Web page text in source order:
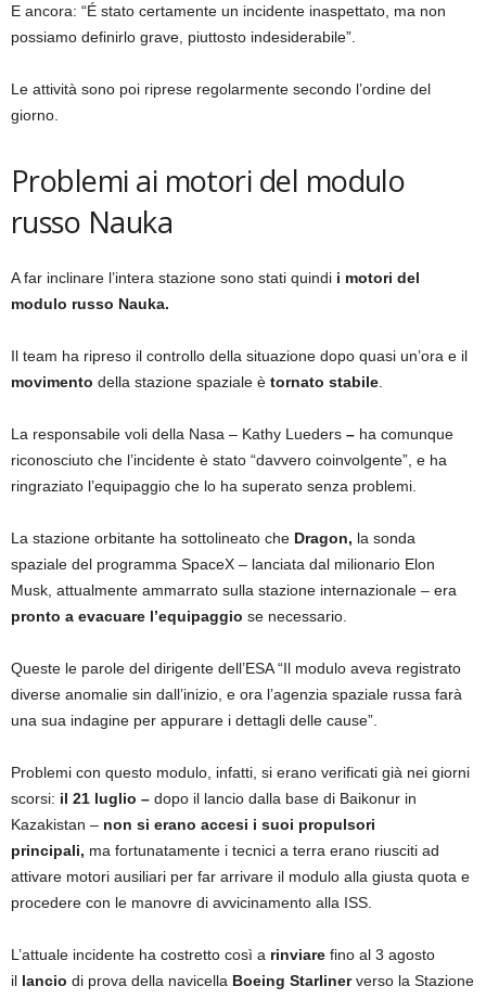
E ancora: “É stato certamente un incidente inaspettato, ma non
possiamo definirlo grave, piuttosto indesiderabile”.
Le attività sono poi riprese regolarmente secondo l’ordine del
giorno.
Problemi ai motori del modulo
russo Nauka
A far inclinare l’intera stazione sono stati quindi i motori del
modulo russo Nauka.
Il team ha ripreso il controllo della situazione dopo quasi un’ora e il
movimento della stazione spaziale è tornato stabile
La responsabile voli della Nasa – Kathy Lueders – ha comunque
riconosciuto che l’incidente è stato “davvero coinvolgente”, e ha
ringraziato l’equipaggio che lo ha superato senza problemi.
La stazione orbitante ha sottolineato che Dragon, la sonda
spaziale del programma SpaceX – lanciata dal milionario Elon
Musk, attualmente ammarrato sulla stazione internazionale – era
pronto a evacuare l’equipaggio se necessario.
Queste le parole del dirigente dell’ESA “Il modulo aveva registrato
diverse anomalie sin dall’inizio, e ora l’agenzia spaziale russa farà
una sua indagine per appurare i dettagli delle cause”.
Problemi con questo modulo, infatti, si erano verificati già nei giorni
scorsi: il 21 luglio – dopo il lancio dalla base di Baikonur in
Kazakistan – non si erano accesi i suoi propulsori
principali, ma fortunatamente i tecnici a terra erano riusciti ad
attivare motori ausiliari per far arrivare il modulo alla giusta quota e
procedere con le manovre di avvicinamento alla ISS.
L’attuale incidente ha costretto così a rinviare fino al 3 agosto
il lancio di prova della navicella Boeing Starlinerverso la Stazione